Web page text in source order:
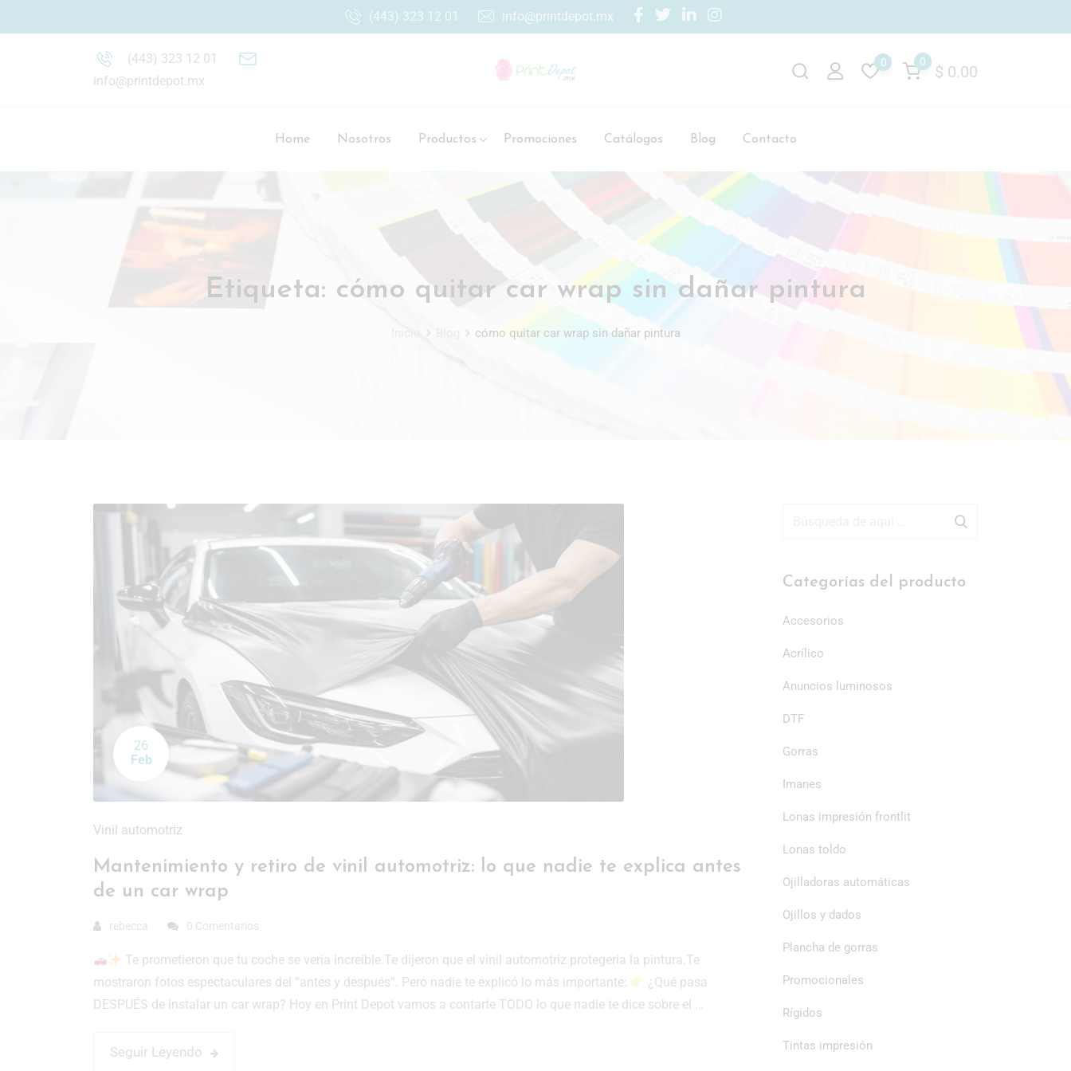
(443) 323 12 01 info@printdepot.mx
(443) 323 12 01
info@printdepot.mx
$ 0.00
0
0
Home Nosotros Productos Promociones Catálogos Blog Contacto
Etiqueta: cómo quitar car wrap sin dañar pintura
cómo quitar car wrap sin dañar pintura
26
Feb
Vinil automotriz
Mantenimiento y retiro de vinil automotriz: lo que nadie te explica antes
de un car wrap
rebecca 0 Comentarios
Te prometieron que tu coche se vería increíble.Te dijeron que el vinil automotriz protegería la pintura.Te
mostraron fotos espectaculares del “antes y después”. Pero nadie te explicó lo más importante:
¿Qué pasa
DESPUÉS de instalar un car wrap? Hoy en Print Depot vamos a contarte TODO lo que nadie te dice sobre el …
Seguir Leyendo
Categorías del producto
Accesorios
Acrílico
Anuncios luminosos
DTF
Gorras
Imanes
Lonas impresión frontlit
Lonas toldo
Ojilladoras automáticas
Ojillos y dados
Plancha de gorras
Promocionales
Rígidos
Tintas impresión